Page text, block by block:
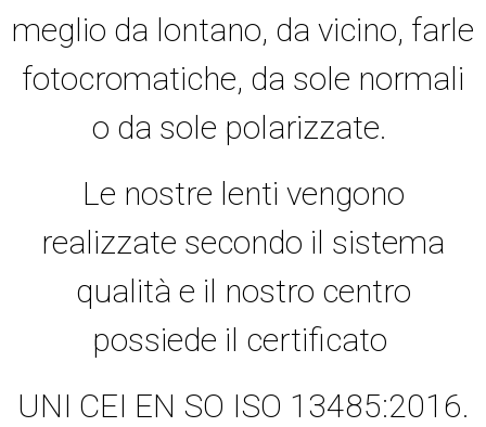
meglio da lontano, da vicino, farle
fotocromatiche, da sole normali
o da sole polarizzate.
Le nostre lenti vengono
realizzate secondo il sistema
qualità e il nostro centro
possiede il certificato
UNI CEI EN SO ISO 13485:2016.